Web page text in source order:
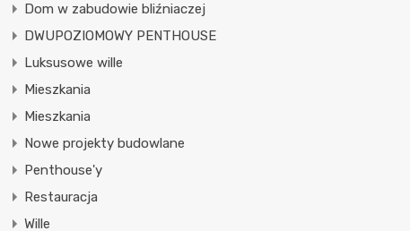
Dom w zabudowie bliźniaczej
DWUPOZIOMOWY PENTHOUSE
Luksusowe wille
Mieszkania
Mieszkania
Nowe projekty budowlane
Penthouse'y
Restauracja
Wille